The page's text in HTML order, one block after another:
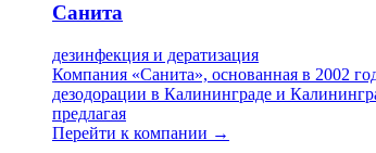
Санита
дезинфекция и дератизация
Компания «Санита», основанная в 2002
дезодорации в Калининграде и
предлагая
Перейти к компании →